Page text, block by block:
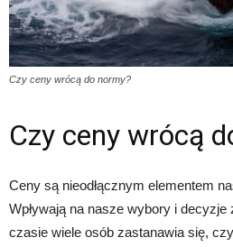
Czy ceny wrócą do normy?
Czy ceny wrócą
Ceny są nieodłącznym elementem
Wpływają na nasze wybory i
czasie wiele osób zastanawia się,